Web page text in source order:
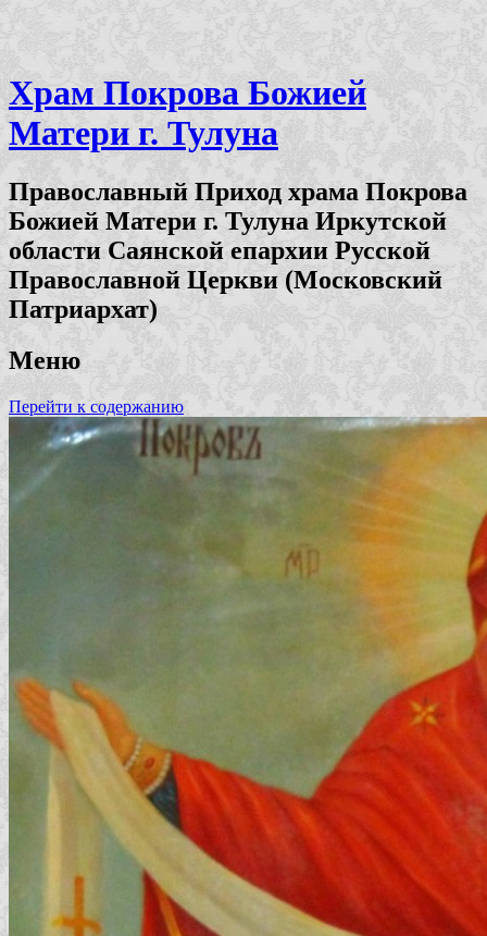
Храм Покрова Божией
Матери г. Тулуна
Православный Приход храма Покрова
Божией Матери г. Тулуна Иркутской
области Саянской епархии Русской
Православной Церкви (Московский
Патриархат)
Меню
Перейти к содержанию